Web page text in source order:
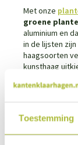
Toestemming
Met onze
groene
aluminium en
in de lijsten
haagsoorten
kunsthaag
De planten
kantoor of